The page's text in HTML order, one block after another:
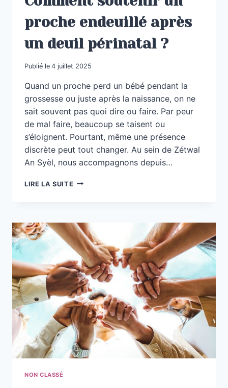
proche endeuillé après
un deuil périnatal ?
Publié le 4 juillet 2025
Quand un proche perd un bébé pendant la
grossesse ou juste après la naissance, on ne
sait souvent pas quoi dire ou faire. Par peur
de mal faire, beaucoup se taisent ou
s’éloignent. Pourtant, même une présence
discrète peut tout changer. Au sein de Zétwal
An Syèl, nous accompagnons depuis…
LIRE LA SUITE COMMENT
ENDEUILLÉ
APRÈS
UN
DEUIL
PÉRINATAL
?
NON CLASSÉ